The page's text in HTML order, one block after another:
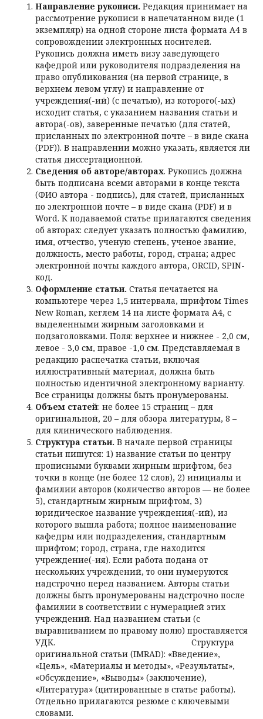
Направление рукописи. Редакция принимает на
рассмотрение рукописи в напечатанном виде (1
экземпляр) на одной стороне листа формата А4 в
сопровождении электронных носителей.
Рукопись должна иметь визу заведующего
кафедрой или руководителя подразделения на
право опубликования (на первой странице, в
верхнем левом углу) и направление от
учреждения(-ий) (с печатью), из которого(-ых)
исходит статья, с указанием названия статьи и
автора(-ов), заверенные печатью (для статей,
присланных по электронной почте – в виде скана
(PDF)). В направлении можно указать, является ли
статья диссертационной.
Сведения об авторе/авторах. Рукопись должна
быть подписана всеми авторами в конце текста
(ФИО автора - подпись), для статей, присланных
по электронной почте – в виде скана (PDF) и в
Word. К подаваемой статье прилагаются сведения
об авторах: следует указать полностью фамилию,
имя, отчество, ученую степень, ученое звание,
должность, место работы, город, страна; адрес
электронной почты каждого автора, ORCID, SPIN-
код.
Оформление статьи. Статья печатается на
компьютере через 1,5 интервала, шрифтом Times
New Roman, кеглем 14 на листе формата А4, с
выделенными жирным заголовками и
подзаголовками. Поля: верхнее и нижнее - 2,0 см,
левое - 3,0 см, правое -1,0 см. Представляемая в
редакцию распечатка статьи, включая
иллюстративный материал, должна быть
полностью идентичной электронному варианту.
Все страницы должны быть пронумерованы.
Объем статей: не более 15 страниц – для
оригинальной, 20 – для обзора литературы, 8 –
для клинического наблюдения.
Структура статьи. В начале первой страницы
статьи пишутся: 1) название статьи по центру
прописными буквами жирным шрифтом, без
точки в конце (не более 12 слов), 2) инициалы и
фамилии авторов (количество авторов — не более
5), стандартным жирным шрифтом, 3)
юридическое название учреждения(-ий), из
которого вышла работа; полное наименование
кафедры или подразделения, стандартным
шрифтом; город, страна, где находится
учреждение(-ия). Если работа подана от
нескольких учреждений, то они нумеруются
надстрочно перед названием. Авторы статьи
должны быть пронумерованы надстрочно после
фамилии в соответствии с нумерацией этих
учреждений. Над названием статьи (с
выравниванием по правому полю) проставляется
УДК. Структура
оригинальной статьи (IMRAD): «Введение»,
«Цель», «Материалы и методы», «Результаты»,
«Обсуждение», «Выводы» (заключение),
«Литература» (цитированные в статье работы).
Отдельно прилагаются резюме с ключевыми
словами.